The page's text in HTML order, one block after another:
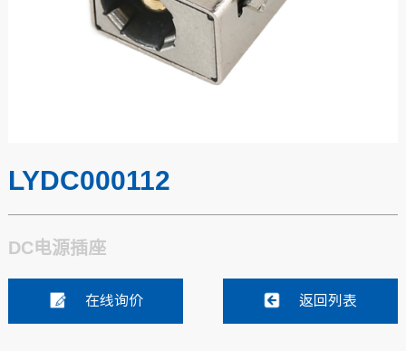
LYDC000112
DC电源插座
在线询价 返回列表